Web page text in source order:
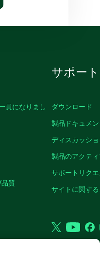
員になりまし
質
サポート
ダウンロード
製品ドキュメン
ディスカッシ
製品のアクテ
サポートリクエ
サイトに関す
Twitter